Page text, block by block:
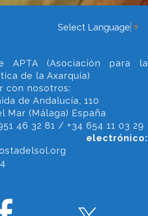
Select Language ▼
APTA (Asociación para la
de la Axarquía)
con nosotros:
de Andalucía, 110
Mar (Málaga) España
46 32 81 / +34 654 11 03 29
electrónico: